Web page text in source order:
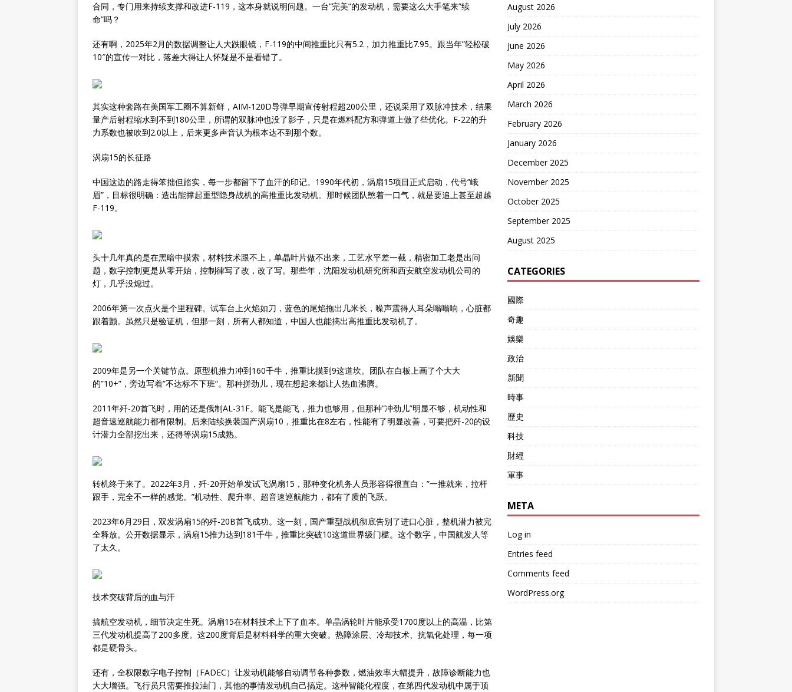
合同，专门用来持续支撑和改进F-119，这本身就说明问题。一台”完美”的发动机，需要这么大手笔来”续
命”吗？
还有啊，2025年2月的数据调整让人大跌眼镜，F-119的中间推重比只有5.2，加力推重比7.95。跟当年”轻松破
10″的宣传一对比，落差大得让人怀疑是不是看错了。
其实这种套路在美国军工圈不算新鲜，AIM-120D导弹早期宣传射程超200公里，还说采用了双脉冲技术，结果
量产后射程缩水到不到180公里，所谓的双脉冲也没了影子，只是在燃料配方和弹道上做了些优化。F-22的升
力系数也被吹到2.0以上，后来更多声音认为根本达不到那个数。
涡扇15的长征路
中国这边的路走得笨拙但踏实，每一步都留下了血汗的印记。1990年代初，涡扇15项目正式启动，代号”峨
眉”，目标很明确：造出能撑起重型隐身战机的高推重比发动机。那时候团队憋着一口气，就是要追上甚至超越
F-119。
头十几年真的是在黑暗中摸索，材料技术跟不上，单晶叶片做不出来，工艺水平差一截，精密加工老是出问
题，数字控制更是从零开始，控制律写了改，改了写。那些年，沈阳发动机研究所和西安航空发动机公司的
灯，几乎没熄过。
2006年第一次点火是个里程碑。试车台上火焰如刀，蓝色的尾焰拖出几米长，噪声震得人耳朵嗡嗡响，心脏都
跟着颤。虽然只是验证机，但那一刻，所有人都知道，中国人也能搞出高推重比发动机了。
2009年是另一个关键节点。原型机推力冲到160千牛，推重比摸到9这道坎。团队在白板上画了个大大
的”10+”，旁边写着”不达标不下班”。那种拼劲儿，现在想起来都让人热血沸腾。
2011年歼-20首飞时，用的还是俄制AL-31F。能飞是能飞，推力也够用，但那种”冲劲儿”明显不够，机动性和
超音速巡航能力都有限制。后来陆续换装国产涡扇10，推重比在8左右，性能有了明显改善，可要把歼-20的设
计潜力全部挖出来，还得等涡扇15成熟。
转机终于来了。2022年3月，歼-20开始单发试飞涡扇15，那种变化机务人员形容得很直白：”一推就来，拉杆
跟手，完全不一样的感觉。”机动性、爬升率、超音速巡航能力，都有了质的飞跃。
2023年6月29日，双发涡扇15的歼-20B首飞成功。这一刻，国产重型战机彻底告别了进口心脏，整机潜力被完
全释放。公开数据显示，涡扇15推力达到181千牛，推重比突破10这道世界级门槛。这个数字，中国航发人等
了太久。
技术突破背后的血与汗
搞航空发动机，细节决定生死。涡扇15在材料技术上下了血本。单晶涡轮叶片能承受1700度以上的高温，比第
三代发动机提高了200多度。这200度背后是材料科学的重大突破。热障涂层、冷却技术、抗氧化处理，每一项
都是硬骨头。
还有，全权限数字电子控制（FADEC）让发动机能够自动调节各种参数，燃油效率大幅提升，故障诊断能力也
大大增强。飞行员只需要推拉油门，其他的事情发动机自己搞定。这种智能化程度，在第四代发动机中属于顶
August 2026
July 2026
June 2026
May 2026
April 2026
March 2026
February 2026
January 2026
December 2025
November 2025
October 2025
September 2025
August 2025
CATEGORIES
國際
奇趣
娛樂
政治
新聞
時事
歷史
科技
財經
軍事
META
Log in
Entries feed
Comments feed
WordPress.org